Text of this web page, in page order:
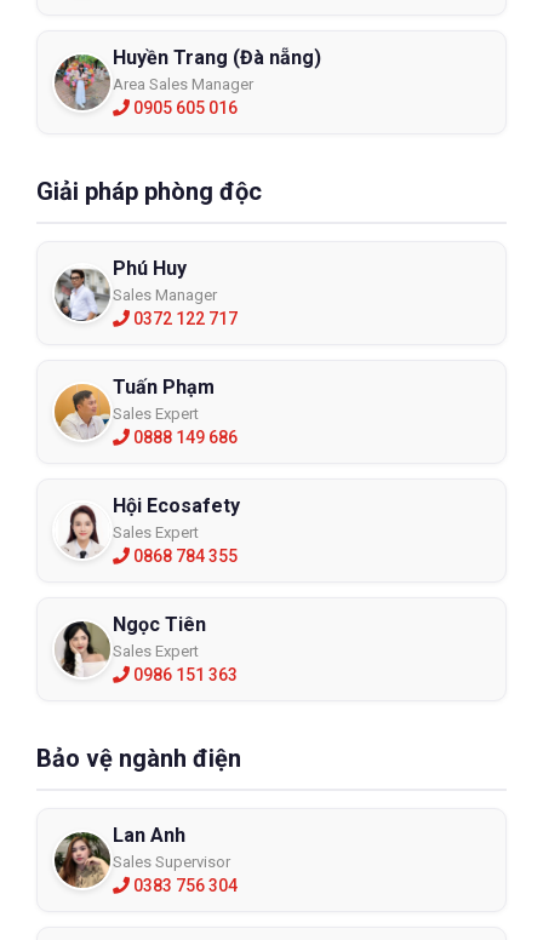
Huyền Trang (Đà nẵng)
Area Sales Manager
0905 605 016
Giải pháp phòng độc
Phú Huy
Sales Manager
0372 122 717
Tuấn Phạm
Sales Expert
0888 149 686
Hội Ecosafety
Sales Expert
0868 784 355
Ngọc Tiên
Sales Expert
0986 151 363
Bảo vệ ngành điện
Lan Anh
Sales Supervisor
0383 756 304